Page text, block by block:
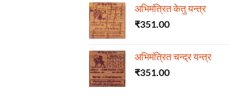
अभिमंत्रित केतु यन्त्र
₹351.00
अभिमंत्रित चन्द्र यन्त्र
₹351.00